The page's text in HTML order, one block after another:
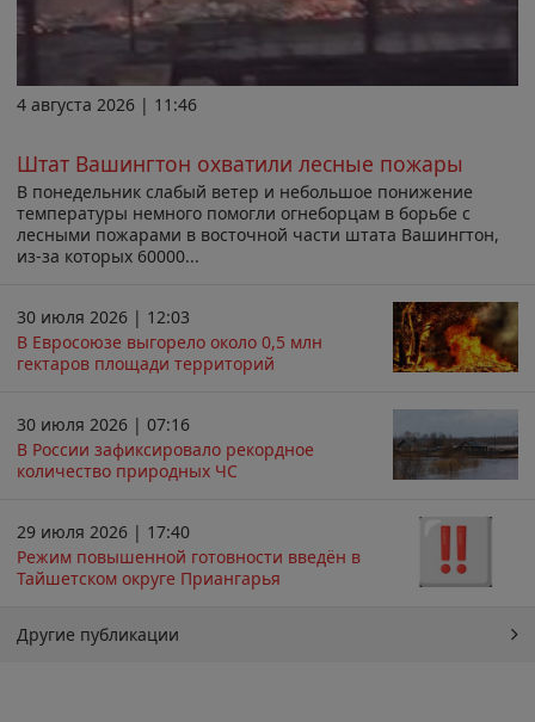
4 августа 2026 | 11:46
Штат Вашингтон охватили лесные пожары
В понедельник слабый ветер и небольшое понижение
температуры немного помогли огнеборцам в борьбе с
лесными пожарами в восточной части штата Вашингтон,
из-за которых 60000...
30 июля 2026 | 12:03
В Евросоюзе выгорело около 0,5 млн
гектаров площади территорий
30 июля 2026 | 07:16
В России зафиксировало рекордное
количество природных ЧС
29 июля 2026 | 17:40
Режим повышенной готовности введён в
Тайшетском округе Приангарья
Другие публикации